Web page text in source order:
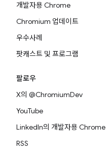
개발자용 Chrome
Chromium 업데이트
우수사례
팟캐스트 및 프로그램
팔로우
X의 @ChromiumDev
YouTube
LinkedIn의 개발자용 Chrome
RSS